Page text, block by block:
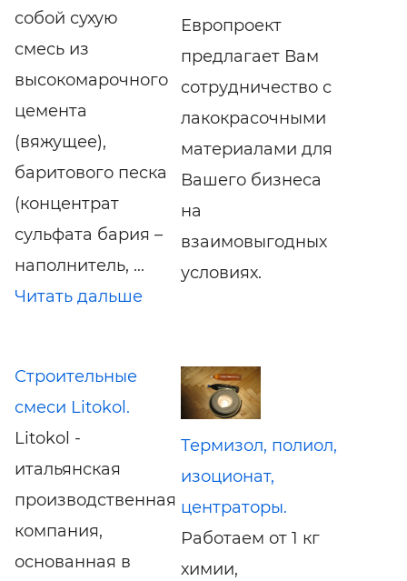
собой сухую
смесь из
высокомарочного
цемента
(вяжущее),
баритового песка
(концентрат
сульфата бария –
наполнитель, ...
Читать дальше
Европроект
предлагает Вам
сотрудничество с
лакокрасочными
материалами для
Вашего бизнеса
на
взаимовыгодных
условиях.
Строительные
смеси Litokol.
Litokol -
итальянская
производственная
компания,
основанная в
Термизол, полиол,
изоционат,
центраторы.
Работаем от 1 кг
химии,